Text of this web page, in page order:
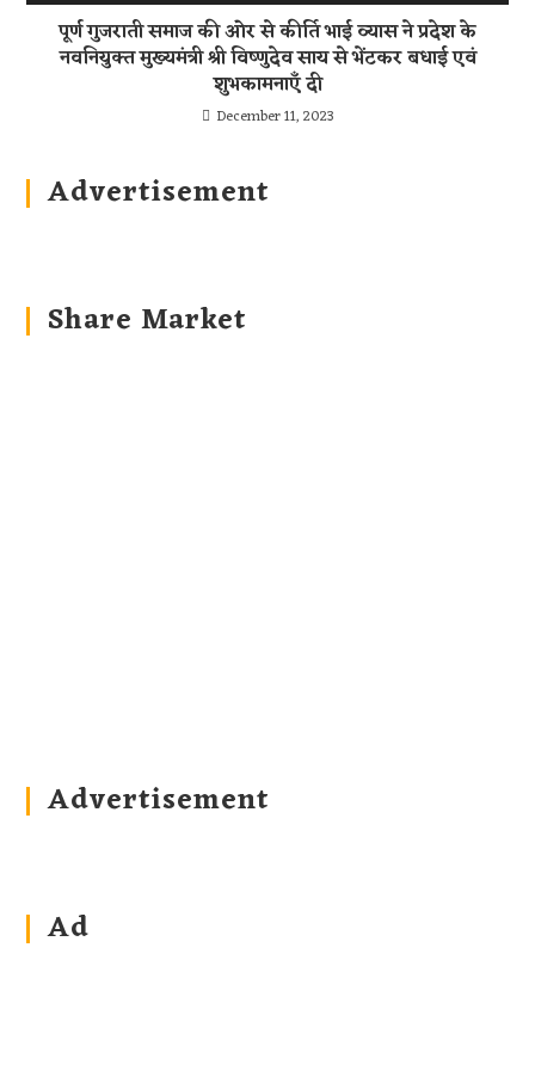
पूर्ण गुजराती समाज की ओर से कीर्ति भाई व्यास ने प्रदेश के
नवनियुक्त मुख्यमंत्री श्री विष्णुदेव साय से भेंटकर बधाई एवं
शुभकामनाएँ दी
December 11, 2023
Advertisement
Share Market
Advertisement
Ad